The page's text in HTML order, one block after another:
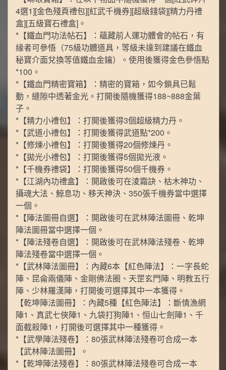
4選1][金色殘頁禮包][紅武千機券][超級錢袋][精力丹禮
盒][五級寶石禮盒]。
*【鐵血門功法帖石】：蘊藏前人運功體會的帖石，有
緣者可參悟（75級功體道具，等級未達到建議在鐵血
秘寶介面兌換等值鐵血金鑰）。使用後獲得金色參悟點
*100。
*【鐵血門精密寶箱】：精密的寶箱，如今鎖具已鬆
動，縫隙中透著金光。打開後隨機獲得188~888金葉
子。
*【精力小禮包】：打開後獲得3個超級精力丹。
*【武道小禮包】：打開後獲得武道點*200。
*【修煉小禮包】：打開後獲得20個修煉丹。
*【拋光小禮包】：打開後獲得5個拋光液。
*【千機券禮袋】：打開後獲得50個千機券。
*【江湖內功禮盒】：開啟後可在淩霜訣、枯木神功、
攝魂大法、鯨息功、移天神決、350張千機券當中選擇
一個。
*【陣法圖冊自選】：開啟後可在武林陣法圖冊、乾坤
陣法圖冊當中選擇一個。
*【陣法殘卷自選】：開啟後可在武林陣法殘卷、乾坤
陣法殘卷當中選擇一個。
*【武林陣法圖冊】：內藏6本【紅色陣法】：一字長蛇
陣、昆侖兩儀陣、金剛佛法圈、天罡玄門陣、明教五行
陣、少林羅漢陣，打開後可選擇其中一本獲得。
【乾坤陣法圖冊】：內藏5種【紅色陣法】：斷情漁網
陣1、真武七俠陣1、九袋打狗陣1、恒山七劍陣1、千
面截殺陣1，打開後可選擇其中一種獲得。
*【武學陣法殘卷】：80張武林陣法殘卷可合成一本
【武林陣法圖冊】。
*【乾坤陣法殘卷】：80張武林陣法殘卷可合成一本